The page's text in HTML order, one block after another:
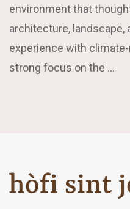
environment that
architecture, landscape,
experience with
strong focus on the …